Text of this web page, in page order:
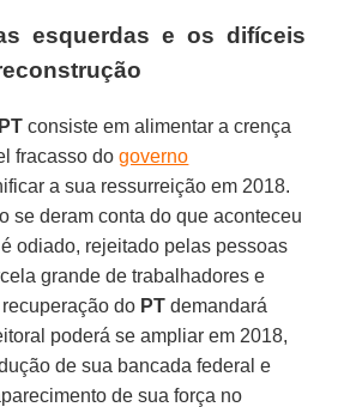
esquerdas e os difíceis
PT consiste em alimentar a crença
fracasso dogoverno
a sua ressurreição em 2018.
se deram conta do que aconteceu
odiado, rejeitado pelas pessoas
grande de trabalhadores e
do PT demandará
poderá se ampliar em 2018,
de sua bancada federal e
de sua força no